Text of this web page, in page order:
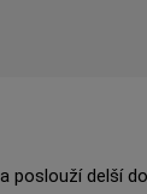
poslouží delší